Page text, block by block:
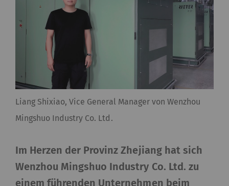
Liang Shixiao, Vice General Manager von Wenzhou
Mingshuo Industry Co. Ltd.
Im Herzen der Provinz Zhejiang hat sich
Wenzhou Mingshuo Industry Co. Ltd. zu
einem führenden Unternehmen beim